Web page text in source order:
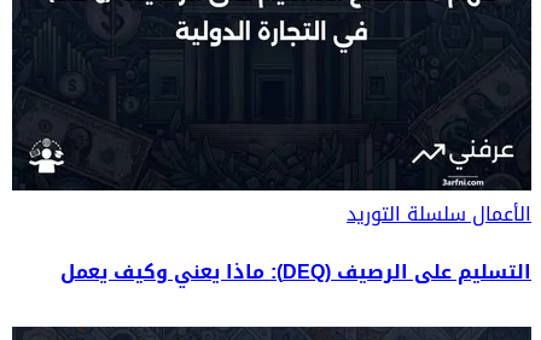
الأعمالسلسلة التوريد
التسليم على الرصيف (DEQ): ماذا يعني وكيف يعمل